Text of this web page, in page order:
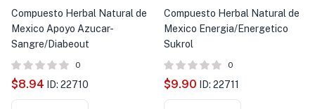
Compuesto Herbal Natural de
Mexico Apoyo Azucar-
Sangre/Diabeout
0
$8.94 ID: 22710
Compuesto Herbal Natural de
Mexico Energia/Energetico
Sukrol
0
$9.90 ID: 22711